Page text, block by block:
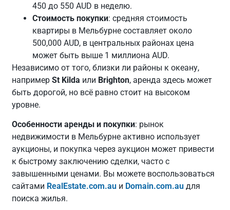
450 до 550 AUD в неделю.
Стоимость покупки: средняя стоимость
квартиры в Мельбурне составляет около
500,000 AUD, в центральных районах цена
может быть выше 1 миллиона AUD.
Независимо от того, близки ли районы к океану,
напримерSt Kilda или Brighton, аренда здесь может
быть дорогой, но всё равно стоит на высоком
уровне.
Особенности аренды и покупки: рынок
недвижимости в Мельбурне активно использует
аукционы, и покупка через аукцион может привести
к быстрому заключению сделки, часто с
завышенными ценами. Вы можете воспользоваться
сайтами RealEstate.com.au и Domain.com.au для
поиска жилья.